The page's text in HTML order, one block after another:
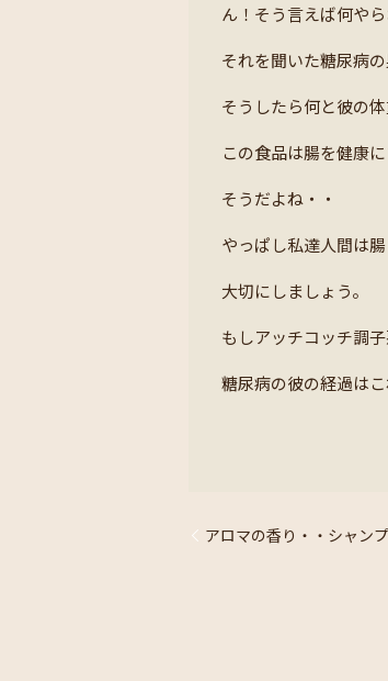
ん！そう言えば何や
それを聞いた糖尿病
そうしたら何と彼の
この食品は腸を健康
そうだよね・・
やっぱし私達人間は
大切にしましょう。
もしアッチコッチ調
糖尿病の彼の経過は
アロマの香り・・シャン